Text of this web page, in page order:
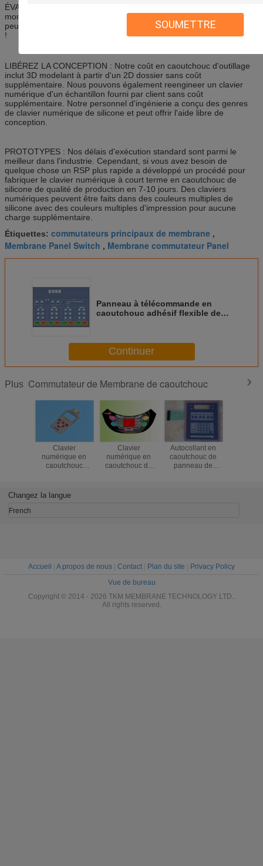
SOUMETTRE
ÉVALUATION : HHC offre le service et l'évaluation de classe du
monde. Et nous avons développé les méthodes de usinage qui
peuvent sauver les milliers de client de RMB outre des prix standard
!
LIBÉREZ LA CONCEPTION : Notre coût en caoutchouc d'outillage
inclut 3D modelant à partir d'un 2D dossier sans coût
supplémentaire. Nous pouvons également reengineer un clavier
numérique d'un échantillon fourni par client sans coût
supplémentaire. Notre personnel d'ingénierie a conçu des genres
de clavier numérique de silicone et peut offrir l'aide libre de
conception.
PROTOTYPES : Nos délais d'exécution standard sont parmi le
meilleur dans l'industrie. Cependant, si vous avez besoin de
quelque chose un RSP plus rapide a développé un procédé pour
fabriquer le clavier numérique à court terme en caoutchouc de
silicone de qualité de production en 7-10 jours. Des claviers
numériques peuvent être faits dans des couleurs multiples de
silicone avec des couleurs multiples d'impression pour aucune
charge supplémentaire.
Étiquettes: commutateurs principaux de membrane ,
Membrane Panel Switch , Membrane commutateur Panel
Panneau à télécommande en
caoutchouc adhésif flexible de
Continuer
Plus Commutateur de Membrane de caoutchouc
Clavier
numérique en
caoutchouc
pilule de carbone
Clavier
numérique en
caoutchouc de
Autocollant en
caoutchouc de
panneau de
Changez la langue
French
Accueil A propos de nous Contact Plan du site
Privacy Policy
Vue de bureau
Copyright © 2014 - 2026 TKM MEMBRANE TECHNOLOGY LTD..
All rights reserved.